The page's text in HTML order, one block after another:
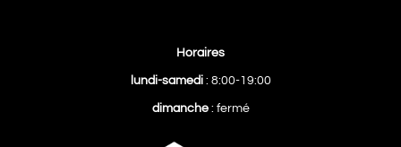
Horaires
lundi-samedi: 8:00-19:00
dimanche: fermé